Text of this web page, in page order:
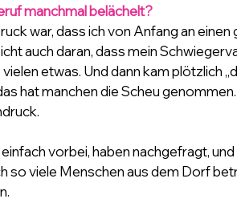
manchmal belächelt?
war, dass ich von Anfang an
auch daran, dass mein
vielen etwas. Und dann kam plötzlich
hat manchen die Scheu
vorbei, haben nachgefragt,
so viele Menschen aus dem Dorf